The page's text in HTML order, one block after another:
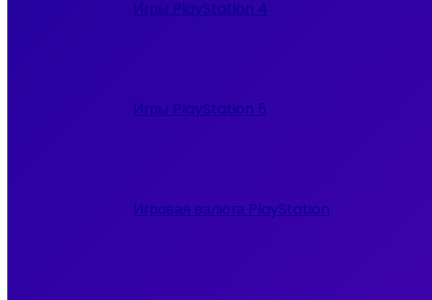
Игры PlayStation 4
Игры PlayStation 5
Игровая валюта PlayStation